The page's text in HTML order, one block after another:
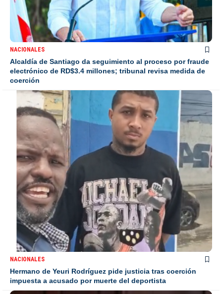
NACIONALES
Alcaldía de Santiago da seguimiento al proceso por fraude
electrónico de RD$3.4 millones; tribunal revisa medida de
coerción
NACIONALES
Hermano de Yeuri Rodríguez pide justicia tras coerción
impuesta a acusado por muerte del deportista